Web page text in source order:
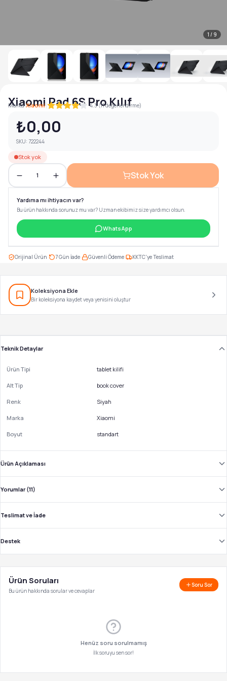
1 / 9
Xiaomi Pad 6S Pro Kılıf
Marka:Xiaomi| 4.3 (11 değerlendirme)
₺0,00
SKU: 722244
Stok yok
1 Stok Yok
Yardıma mı ihtiyacın var?
Bu ürün hakkında sorunuz mu var? Uzman ekibimiz size yardımcı olsun.
WhatsApp
Orijinal Ürün 7 Gün İade Güvenli Ödeme KKTC'ye Teslimat
Koleksiyona Ekle
Bir koleksiyona kaydet veya yenisini oluştur
Teknik Detaylar
Ürün Tipi tablet kilifi
Alt Tip book cover
Renk Siyah
Marka Xiaomi
Boyut standart
Ürün Açıklaması
Yorumlar (11)
Teslimat ve İade
Destek
Ürün Soruları
Bu ürün hakkında sorular ve cevaplar
Soru Sor
Henüz soru sorulmamış
İlk soruyu sen sor!